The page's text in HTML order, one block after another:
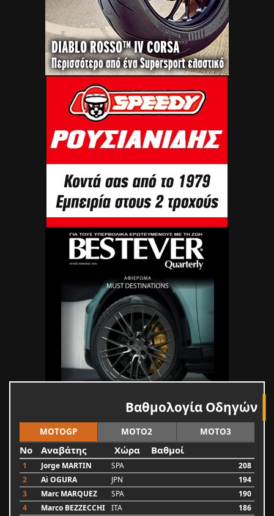
Βαθμολογία Οδηγών
MOTOGP MOTO2 MOTO3
No Αναβάτης Χώρα Βαθμοί
1 Jorge MARTIN SPA
208
2
Ai OGURA JPN
194
3
Marc MARQUEZ SPA
190
4
Marco BEZZECCHI ITA
186